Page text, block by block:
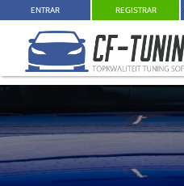
ENTRAR REGISTRAR